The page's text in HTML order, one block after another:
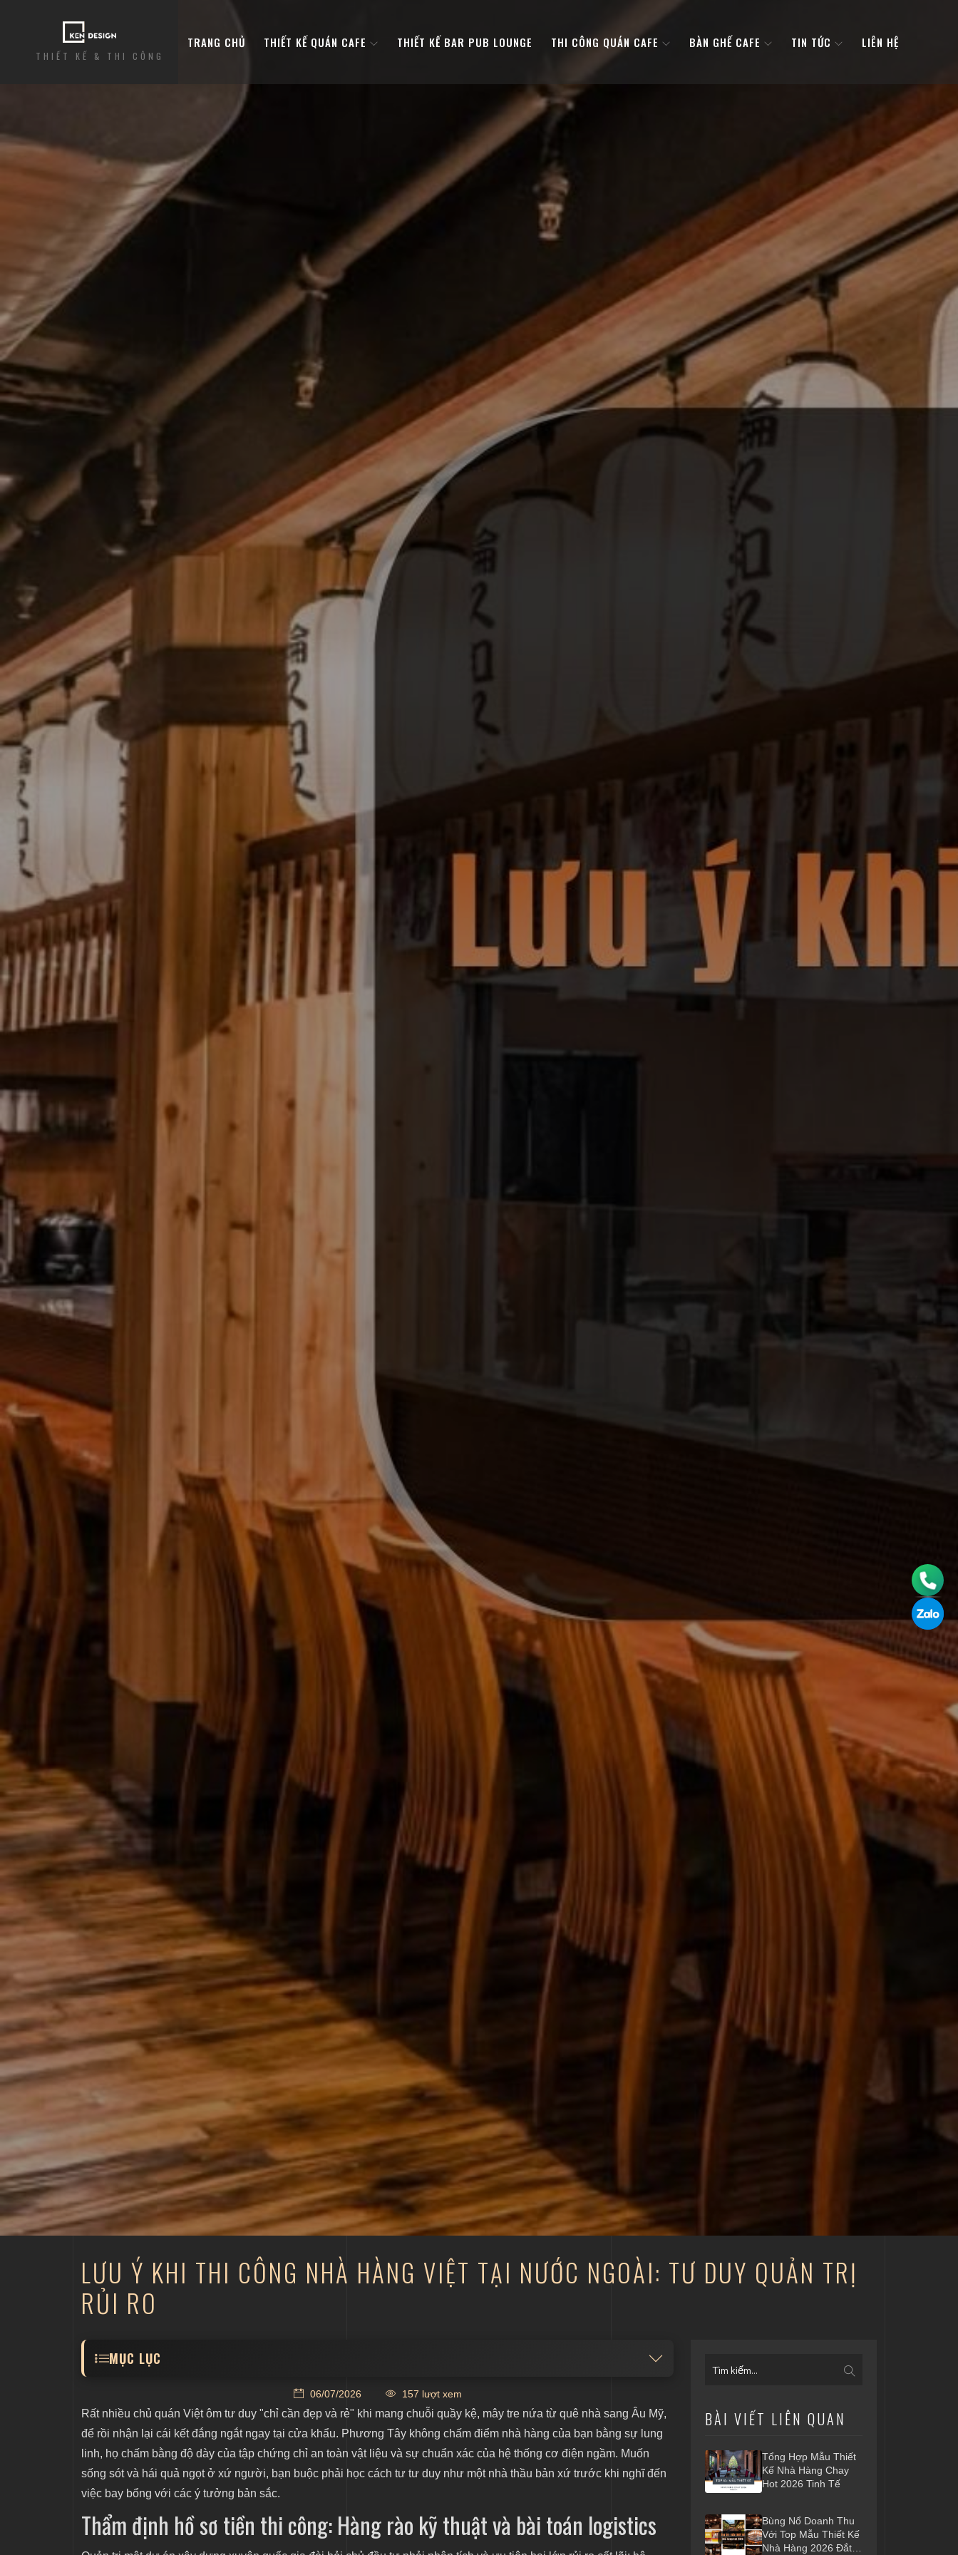
THIẾT KẾ & THI CÔNG
TRANG CHỦ THIẾT KẾ QUÁN CAFE THIẾT KẾ BAR PUB LOUNGE THI CÔNG QUÁN CAFE BÀN GHẾ CAFE TIN TỨC LIÊN HỆ
LƯU Ý KHI THI CÔNG NHÀ HÀNG VIỆT TẠI NƯỚC NGOÀI: TƯ DUY QUẢN TRỊ
RỦI RO
MỤC LỤC
Tối ưu hóa phương thức vận hành: Chiến lược module hóa và điều phối nhân sự
Nhận diện các bẫy tổn thất tài chính và công thức triển khai lật ngược tình thế
Kết luận
06/07/2026 157 lượt xem
Rất nhiều chủ quán Việt ôm tư duy "chỉ cần đẹp và rẻ" khi mang chuỗi quầy kệ, mây tre nứa từ quê nhà sang Âu Mỹ,
để rồi nhận lại cái kết đắng ngắt ngay tại cửa khẩu. Phương Tây không chấm điểm nhà hàng của bạn bằng sự lung
linh, họ chấm bằng độ dày của tập chứng chỉ an toàn vật liệu và sự chuẩn xác của hệ thống cơ điện ngầm. Muốn
sống sót và hái quả ngọt ở xứ người, bạn buộc phải học cách tư tư duy như một nhà thầu bản xứ trước khi nghĩ đến
việc bay bổng với các ý tưởng bản sắc.
Thẩm định hồ sơ tiền thi công: Hàng rào kỹ thuật và bài toán logistics
BÀI VIẾT LIÊN QUAN
Tổng Hợp Mẫu Thiết
Kế Nhà Hàng Chay
Hot 2026 Tinh Tế
Bùng Nổ Doanh Thu
Với Top Mẫu Thiết Kế
Nhà Hàng 2026 Đắt